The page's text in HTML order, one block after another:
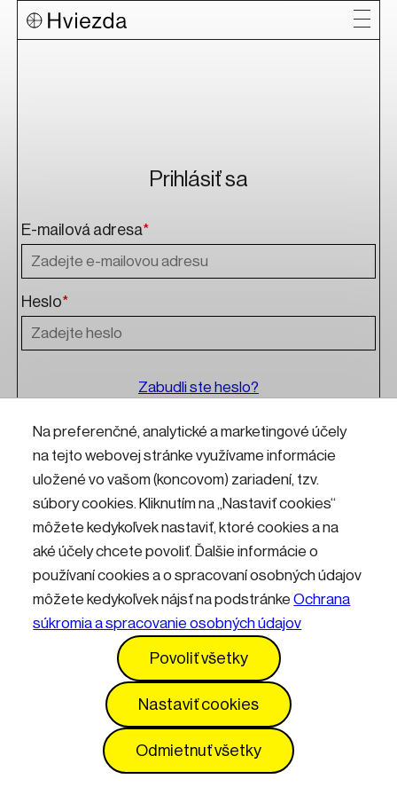
Na preferenčné, analytické a marketingové účely
na tejto webovej stránke využívame informácie
uložené vo vašom (koncovom) zariadení, tzv.
súbory cookies. Kliknutím na „Nastaviť cookies“
môžete kedykoľvek nastaviť, ktoré cookies a na
aké účely chcete povoliť. Ďalšie informácie o
používaní cookies a o spracovaní osobných údajov
môžete kedykoľvek nájsť na podstránkeOchrana
súkromia a spracovanie osobných údajov
Povoliť všetky
Nastaviť cookies
Odmietnuť všetky
Prihlásiť sa
E-mailová adresa*
Heslo*
Zabudli ste heslo?
Přihlásit
Kontakty Informácie pre návštevníkov
Prevádzkový poriadok
Vyhlásenie o prístupnosti Služby
Nastavenia cookies